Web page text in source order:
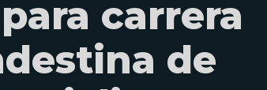
carrera
de